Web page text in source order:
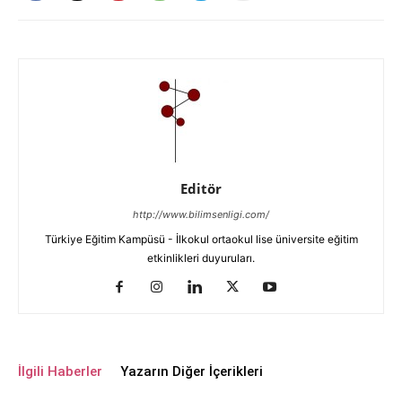
Editör
http://www.bilimsenligi.com/
Türkiye Eğitim Kampüsü - İlkokul ortaokul lise üniversite eğitim
etkinlikleri duyuruları.
İlgili Haberler Yazarın Diğer İçerikleri